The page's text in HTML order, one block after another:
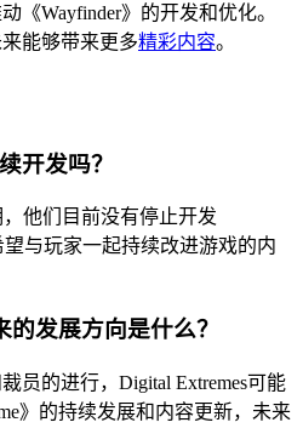
《Wayfinder》的开发和优化。
能够带来更多精彩内容。
开发吗？
，他们目前没有停止开发
望与玩家一起持续改进游戏的内
发展方向是什么？
员的进行，Digital Extremes可能
》的持续发展和内容更新，未来